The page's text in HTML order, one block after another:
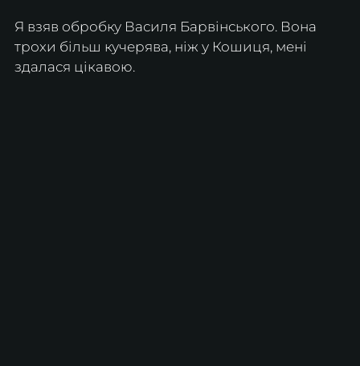
Я взяв обробку Василя Барвінського. Вона
трохи більш кучерява, ніж у Кошиця, мені
здалася цікавою.